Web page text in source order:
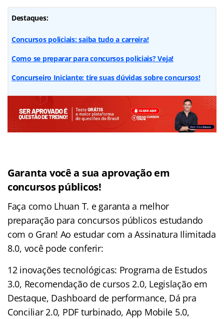
Destaques:
Concursos policiais: saiba tudo a carreira!
Como se preparar para concursos policiais? Veja!
Concurseiro Iniciante: tire suas dúvidas sobre concursos!
Garanta você a sua aprovação em
concursos públicos!
Faça como Lhuan T. e garanta a melhor
preparação para concursos públicos estudando
com o Gran! Ao estudar com a Assinatura Ilimitada
8.0, você pode conferir:
12 inovações tecnológicas: Programa de Estudos
3.0, Recomendação de cursos 2.0, Legislação em
Destaque, Dashboard de performance, Dá pra
Conciliar 2.0, PDF turbinado, App Mobile 5.0,